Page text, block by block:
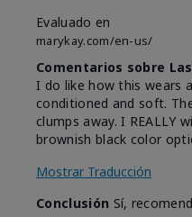
Evaluado en
marykay.com/en-us/
Comentarios sobre
I do like how this wears
conditioned and soft.
clumps away. I REALLY
brownish black color
Mostrar Traducción
Conclusión Sí,